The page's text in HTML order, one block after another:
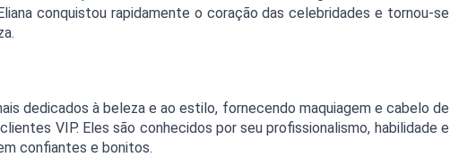
conquistou rapidamente o coração das celebridades e tornou-se
dedicados à beleza e ao estilo, fornecendo maquiagem e cabelo de
VIP. Eles são conhecidos por seu profissionalismo, habilidade e
confiantes e bonitos.